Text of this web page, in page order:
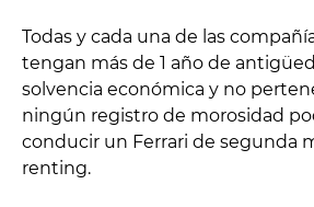
Todas y cada una de las
tengan más de 1 año de
solvencia económica y no
ningún registro de morosidad
conducir un Ferrari de segunda
renting.